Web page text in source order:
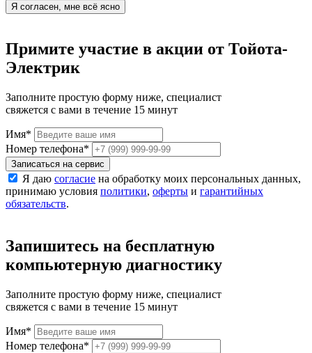
Я согласен, мне всё ясно
Примите участие в акции от Тойота-
Электрик
Заполните простую форму ниже, специалист
свяжется с вами в течение 15 минут
Имя*
Номер телефона*
Записаться на сервис
Я даю согласие на обработку моих персональных данных,
принимаю условия политики, оферты и гарантийных
обязательств.
Запишитесь на бесплатную
компьютерную диагностику
Заполните простую форму ниже, специалист
свяжется с вами в течение 15 минут
Имя*
Номер телефона*